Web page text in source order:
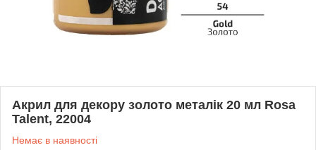
Акрил для декору золото металік 20 мл Rosa
Talent, 22004
Немає в наявності